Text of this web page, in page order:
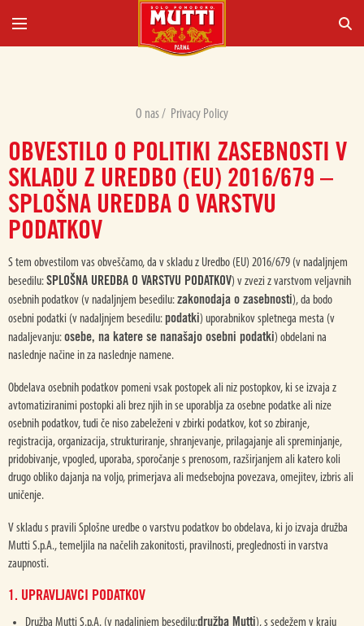
O nas/ Privacy Policy
OBVESTILO O POLITIKI ZASEBNOSTI V
SKLADU Z UREDBO (EU) 2016/679 –
SPLOŠNA UREDBA O VARSTVU
PODATKOV
S tem obvestilom vas obveščamo, da v skladu z Uredbo (EU) 2016/679 (v nadaljnjem
besedilu:SPLOŠNA UREDBA O VARSTVU PODATKOV) v zvezi z varstvom veljavnih
osebnih podatkov (v nadaljnjem besedilu:zakonodaja o zasebnosti), da bodo
osebni podatki (v nadaljnjem besedilu:podatki) uporabnikov spletnega mesta (v
nadaljevanju:osebe, na katere se nanašajo osebni podatki) obdelani na
naslednje načine in za naslednje namene.
Obdelava osebnih podatkov pomeni vsak postopek ali niz postopkov, ki se izvaja z
avtomatiziranimi postopki ali brez njih in se uporablja za osebne podatke ali nize
osebnih podatkov, tudi če niso zabeleženi v zbirki podatkov, kot so zbiranje,
registracija, organizacija, strukturiranje, shranjevanje, prilagajanje ali spreminjanje,
pridobivanje, vpogled, uporaba, sporočanje s prenosom, razširjanjem ali katero koli
drugo obliko dajanja na voljo, primerjava ali medsebojna povezava, omejitev, izbris ali
uničenje.
V skladu s pravili Splošne uredbe o varstvu podatkov bo obdelava, ki jo izvaja družba
Mutti S.p.A., temeljila na načelih zakonitosti, pravilnosti, preglednosti in varstva
zaupnosti.
1. UPRAVLJAVCI PODATKOV
Družba Mutti S.p.A. (v nadaljnjem besedilu:družba Mutti), s sedežem v kraju